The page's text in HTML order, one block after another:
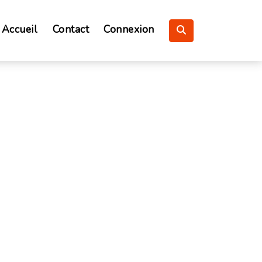
Accueil Contact Connexion